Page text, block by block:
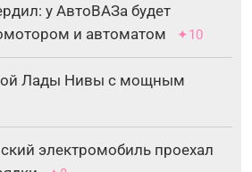
у АвтоВАЗа будет
и автоматом
✦10
Лады Нивы с мощным
электромобиль проехал